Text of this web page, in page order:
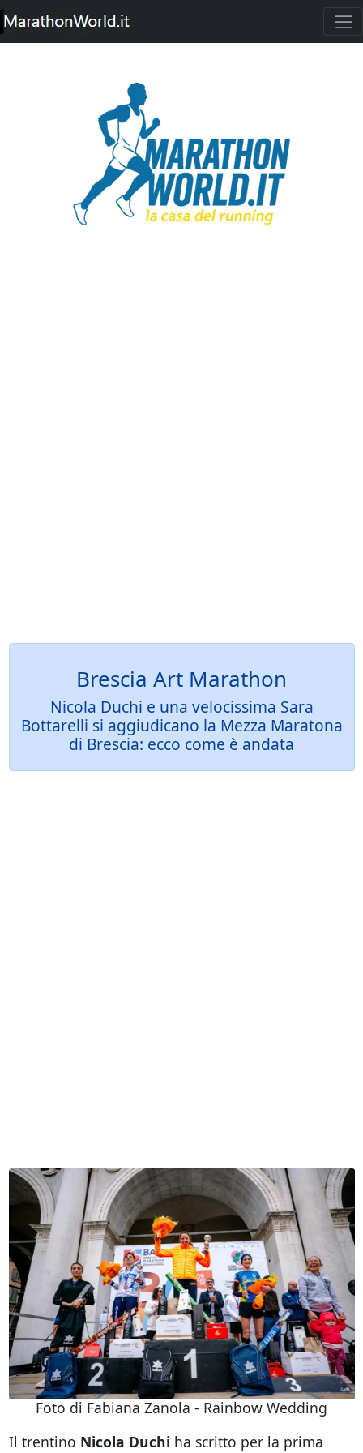
Brescia Art Marathon
Nicola Duchi e una velocissima Sara
Bottarelli si aggiudicano la Mezza Maratona
di Brescia: ecco come è andata
Foto di Fabiana Zanola - Rainbow Wedding
Il trentino Nicola Duchi ha scritto per la prima